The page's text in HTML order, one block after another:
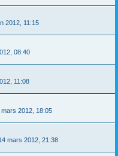
2012, 11:15
08:40
11:08
mars 2012, 18:05
mars 2012, 21:38